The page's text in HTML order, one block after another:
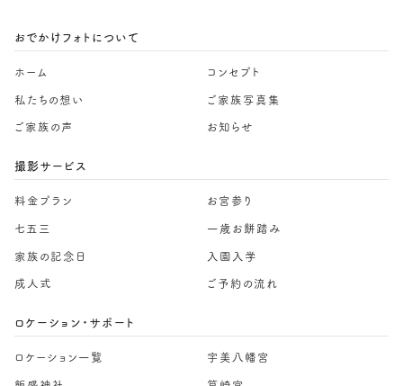
おでかけフォトについて
ホーム コンセプト
私たちの想い ご家族写真集
ご家族の声 お知らせ
撮影サービス
料金プラン お宮参り
七五三 一歳お餅踏み
家族の記念日 入園入学
成人式 ご予約の流れ
ロケーション・サポート
ロケーション一覧 宇美八幡宮